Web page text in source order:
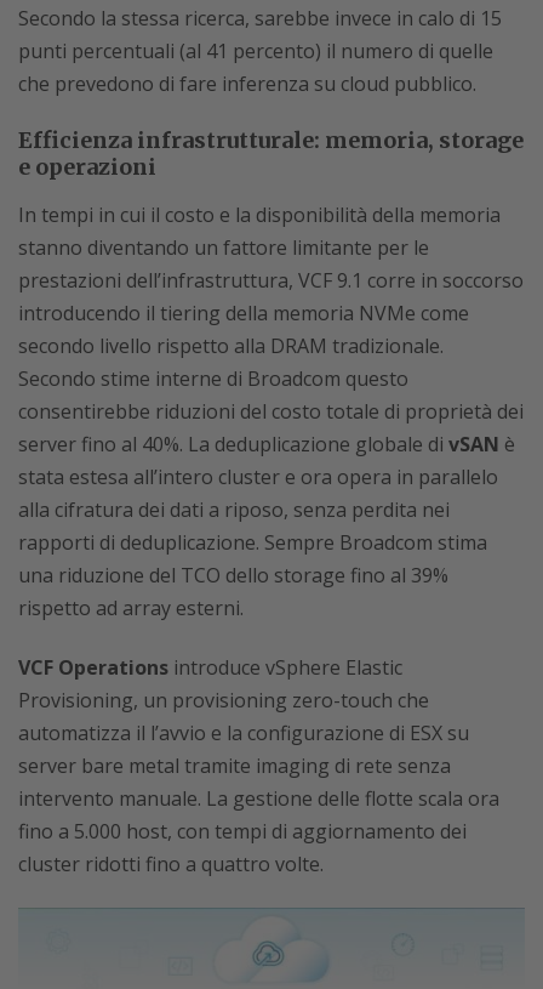
Secondo la stessa ricerca, sarebbe invece in calo di 15
punti percentuali (al 41 percento) il numero di quelle
che prevedono di fare inferenza su cloud pubblico.
Efficienza infrastrutturale: memoria, storage
e operazioni
In tempi in cui il costo e la disponibilità della memoria
stanno diventando un fattore limitante per le
prestazioni dell’infrastruttura, VCF 9.1 corre in soccorso
introducendo il tiering della memoria NVMe come
secondo livello rispetto alla DRAM tradizionale.
Secondo stime interne di Broadcom questo
consentirebbe riduzioni del costo totale di proprietà dei
server fino al 40%. La deduplicazione globale di vSAN è
stata estesa all’intero cluster e ora opera in parallelo
alla cifratura dei dati a riposo, senza perdita nei
rapporti di deduplicazione. Sempre Broadcom stima
una riduzione del TCO dello storage fino al 39%
rispetto ad array esterni.
VCF Operations introduce vSphere Elastic
Provisioning, un provisioning zero-touch che
automatizza il l’avvio e la configurazione di ESX su
server bare metal tramite imaging di rete senza
intervento manuale. La gestione delle flotte scala ora
fino a 5.000 host, con tempi di aggiornamento dei
cluster ridotti fino a quattro volte.